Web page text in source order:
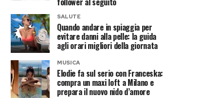
SALUTE
Quando andare in spiaggia per
evitare danni alla pelle: la guida
agli orari migliori della giornata
MUSICA
Elodie fa sul serio con Franceska:
compra un maxi loft a Milano e
prepara il nuovo nido d’amore